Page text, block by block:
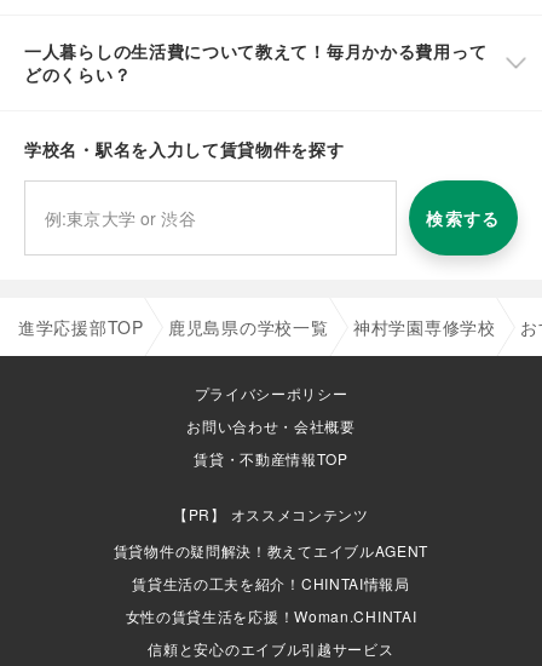
一人暮らしの生活費について教えて！毎月かかる費用って
どのくらい？
学校名・駅名を入力して賃貸物件を探す
検索する
進学応援部TOP 鹿児島県の学校一覧 神村学園専修学校
プライバシーポリシー
お問い合わせ・会社概要
賃貸・不動産情報TOP
オススメコンテンツ
賃貸物件の疑問解決！教えてエイブルAGENT
賃貸生活の工夫を紹介！CHINTAI情報局
女性の賃貸生活を応援！Woman.CHINTAI
信頼と安心のエイブル引越サービス